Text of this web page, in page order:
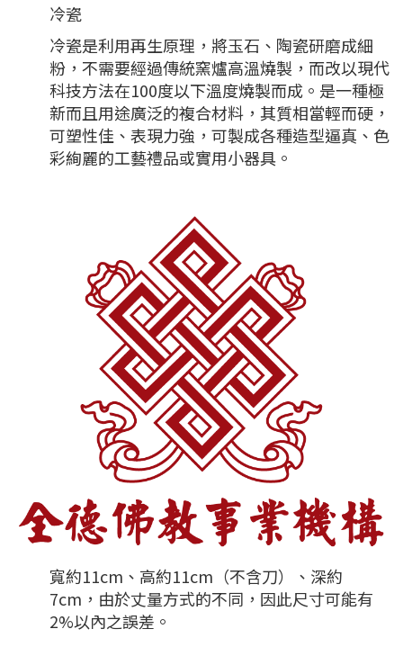
冷瓷
冷瓷是利用再生原理，將玉石、陶瓷研磨成細
粉，不需要經過傳統窯爐高溫燒製，而改以現代
科技方法在100度以下溫度燒製而成。是一種極
新而且用途廣泛的複合材料，其質相當輕而硬，
可塑性佳、表現力強，可製成各種造型逼真、色
彩絢麗的工藝禮品或實用小器具。
寬約11cm、高約11cm（不含刀）、深約
7cm，由於丈量方式的不同，因此尺寸可能有
2%以內之誤差。